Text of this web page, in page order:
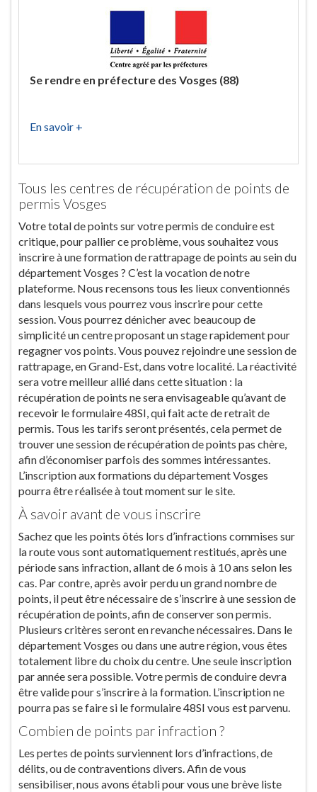
Se rendre en préfecture des Vosges (88)
En savoir +
Tous les centres de récupération de points de
permis Vosges
Votre total de points sur votre permis de conduire est
critique, pour pallier ce problème, vous souhaitez vous
inscrire à une formation de rattrapage de points au sein du
département Vosges ? C’est la vocation de notre
plateforme. Nous recensons tous les lieux conventionnés
dans lesquels vous pourrez vous inscrire pour cette
session. Vous pourrez dénicher avec beaucoup de
simplicité un centre proposant un stage rapidement pour
regagner vos points. Vous pouvez rejoindre une session de
rattrapage, en Grand-Est, dans votre localité. La réactivité
sera votre meilleur allié dans cette situation : la
récupération de points ne sera envisageable qu’avant de
recevoir le formulaire 48SI, qui fait acte de retrait de
permis. Tous les tarifs seront présentés, cela permet de
trouver une session de récupération de points pas chère,
afin d’économiser parfois des sommes intéressantes.
L’inscription aux formations du département Vosges
pourra être réalisée à tout moment sur le site.
À savoir avant de vous inscrire
Sachez que les points ôtés lors d’infractions commises sur
la route vous sont automatiquement restitués, après une
période sans infraction, allant de 6 mois à 10 ans selon les
cas. Par contre, après avoir perdu un grand nombre de
points, il peut être nécessaire de s’inscrire à une session de
récupération de points, afin de conserver son permis.
Plusieurs critères seront en revanche nécessaires. Dans le
département Vosges ou dans une autre région, vous êtes
totalement libre du choix du centre. Une seule inscription
par année sera possible. Votre permis de conduire devra
être valide pour s’inscrire à la formation. L’inscription ne
pourra pas se faire si le formulaire 48SI vous est parvenu.
Combien de points par infraction ?
Les pertes de points surviennent lors d’infractions, de
délits, ou de contraventions divers. Afin de vous
sensibiliser, nous avons établi pour vous une brève liste